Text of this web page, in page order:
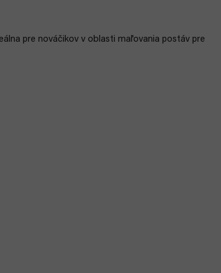
pre nováčikov v oblasti maľovania postáv pre